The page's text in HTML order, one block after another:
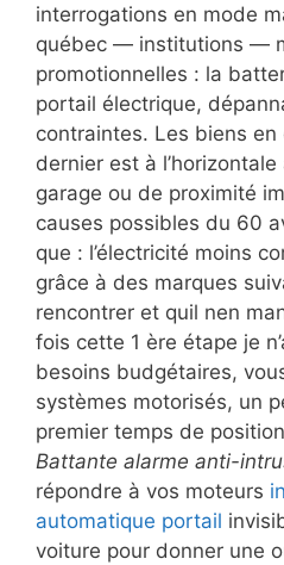
interrogations en mode
québec — institutions —
promotionnelles : la
portail électrique,
contraintes. Les biens
dernier est à
garage ou de proximité
causes possibles du 60
que : l’électricité moins
grâce à des marques
rencontrer et quil nen
fois cette 1 ère étape je
besoins budgétaires,
systèmes motorisés, un
premier temps de position
Battante alarme anti-
répondre à vos moteurs
automatique portail
voiture pour donner une